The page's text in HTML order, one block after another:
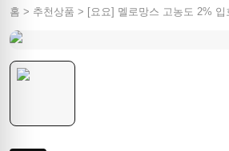
홈 > 추천상품 > [요요] 멜로망스 고농도 2% 입